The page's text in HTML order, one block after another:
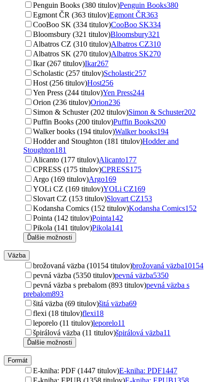
Penguin Books (380 titulov)Penguin Books380
Egmont ČR (363 titulov)Egmont ČR363
CooBoo SK (334 titulov)CooBoo SK334
Bloomsbury (321 titulov)Bloomsbury321
Albatros CZ (310 titulov)Albatros CZ310
Albatros SK (270 titulov)Albatros SK270
Ikar (267 titulov)Ikar267
Scholastic (257 titulov)Scholastic257
Host (256 titulov)Host256
Yen Press (244 titulov)Yen Press244
Orion (236 titulov)Orion236
Simon & Schuster (202 titulov)Simon & Schuster202
Puffin Books (200 titulov)Puffin Books200
Walker books (194 titulov)Walker books194
Hodder and Stoughton (181 titulov)Hodder and
Stoughton181
Alicanto (177 titulov)Alicanto177
CPRESS (175 titulov)CPRESS175
Argo (169 titulov)Argo169
YOLi CZ (169 titulov)YOLi CZ169
Slovart CZ (153 titulov)Slovart CZ153
Kodansha Comics (152 titulov)Kodansha Comics152
Pointa (142 titulov)Pointa142
Pikola (141 titulov)Pikola141
Ďalšie možnosti
Väzba
brožovaná väzba (10154 titulov)brožovaná väzba10154
pevná väzba (5350 titulov)pevná väzba5350
pevná väzba s prebalom (893 titulov)pevná väzba s
prebalom893
šitá väzba (69 titulov)šitá väzba69
flexi (18 titulov)flexi18
leporelo (11 titulov)leporelo11
špirálová väzba (11 titulov)špirálová väzba11
Ďalšie možnosti
Formát
E-kniha: PDF (1447 titulov)E-kniha: PDF1447
E-kniha: EPUB (1358 titulov)E-kniha: EPUB1358